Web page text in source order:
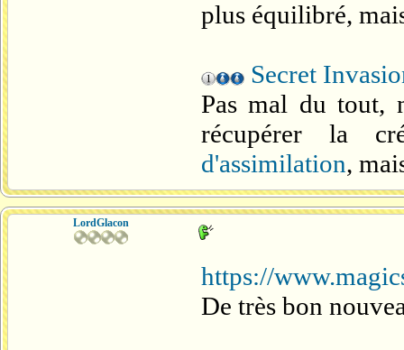
plus équilibré,
Secret
Pas mal du tout,
récupérer la
d'assimilation,
LordGlacon
https://
De très bon